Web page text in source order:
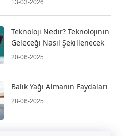
13-03-2026
Teknoloji Nedir? Teknolojinin
Geleceği Nasıl Şekillenecek
20-06-2025
Balık Yağı Almanın Faydaları
28-06-2025